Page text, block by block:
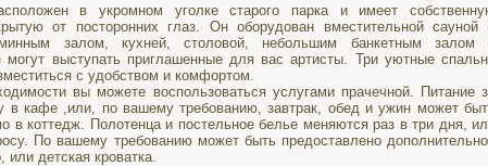
в укромном уголке старого парка и имеет
от посторонних глаз. Он оборудован вместительной сауной
залом, кухней, столовой, небольшим банкетным залом
могут выступать приглашенные для вас артисты. Три уютные
с удобством и комфортом.
вы можете воспользоваться услугами прачечной. Питание
в кафе ,или, по вашему требованию, завтрак, обед и ужин может
в коттедж. Полотенца и постельное белье меняются раз в три дня,
По вашему требованию может быть предоставлено
или детская кроватка.